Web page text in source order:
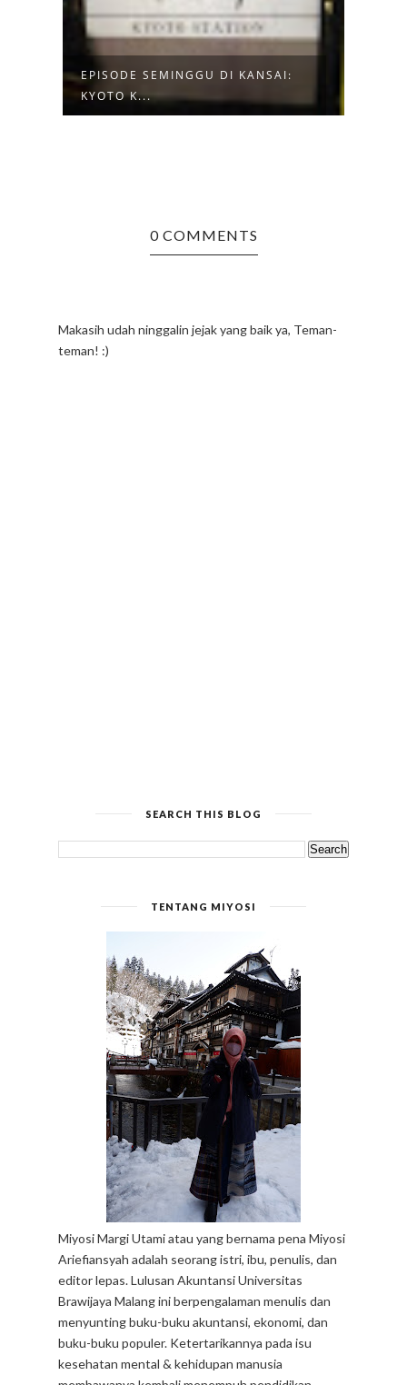
MENIKMATI KERETA ROMANTIS
SAGANO
0 COMMENTS
Makasih udah ninggalin jejak yang baik ya, Teman-
teman! :)
SEARCH THIS BLOG
TENTANG MIYOSI
Miyosi Margi Utami atau yang bernama pena Miyosi
Ariefiansyah adalah seorang istri, ibu, penulis, dan
editor lepas. Lulusan Akuntansi Universitas
Brawijaya Malang ini berpengalaman menulis dan
menyunting buku-buku akuntansi, ekonomi, dan
buku-buku populer. Ketertarikannya pada isu
kesehatan mental & kehidupan manusia